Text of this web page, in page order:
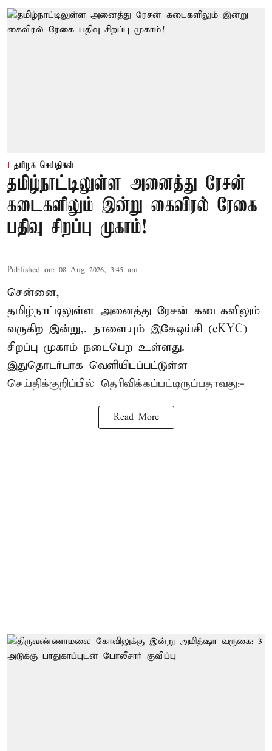
தமிழக செய்திகள்
தமிழ்நாட்டிலுள்ள அனைத்து ரேசன்
கடைகளிலும் இன்று கைவிரல் ரேகை
பதிவு சிறப்பு முகாம்!
Published on: 08 Aug 2026, 3:45 am
சென்னை,
தமிழ்நாட்டிலுள்ள அனைத்து ரேசன் கடைகளிலும்
வருகிற இன்று,. நாளையும் இகேஒய்சி (eKYC)
சிறப்பு முகாம் நடைபெற உள்ளது.
இதுதொடர்பாக வெளியிடப்பட்டுள்ள
செய்திக்குறிப்பில் தெரிவிக்கப்பட்டிருப்பதாவது:-
Read More